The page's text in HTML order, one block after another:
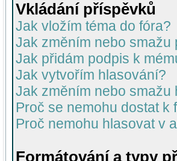
Vkládání příspěvků
Jak vložím téma do fóra?
Jak změním nebo smažu
Jak přidám podpis k
Jak vytvořím hlasování?
Jak změním nebo smažu
Proč se nemohu dostat k
Proč nemohu hlasovat v
Formátování a typy